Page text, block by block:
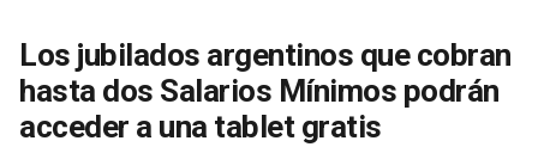
Los jubilados argentinos que cobran
hasta dos Salarios Mínimos podrán
acceder a una tablet gratis